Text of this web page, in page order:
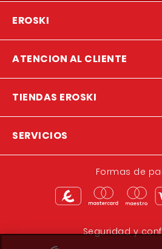
EROSKI
ATENCION AL CLIENTE
TIENDAS EROSKI
SERVICIOS
Formas de
Seguridad y